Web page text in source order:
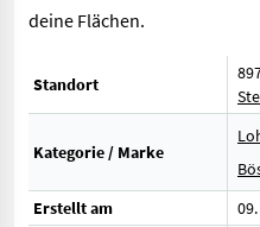
deine Flächen.
Standort
Kategorie / Marke
Erstellt am